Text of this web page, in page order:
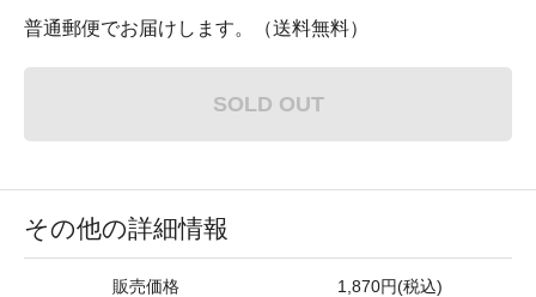
普通郵便でお届けします。（送料無料）
SOLD OUT
その他の詳細情報
販売価格 1,870円(税込)